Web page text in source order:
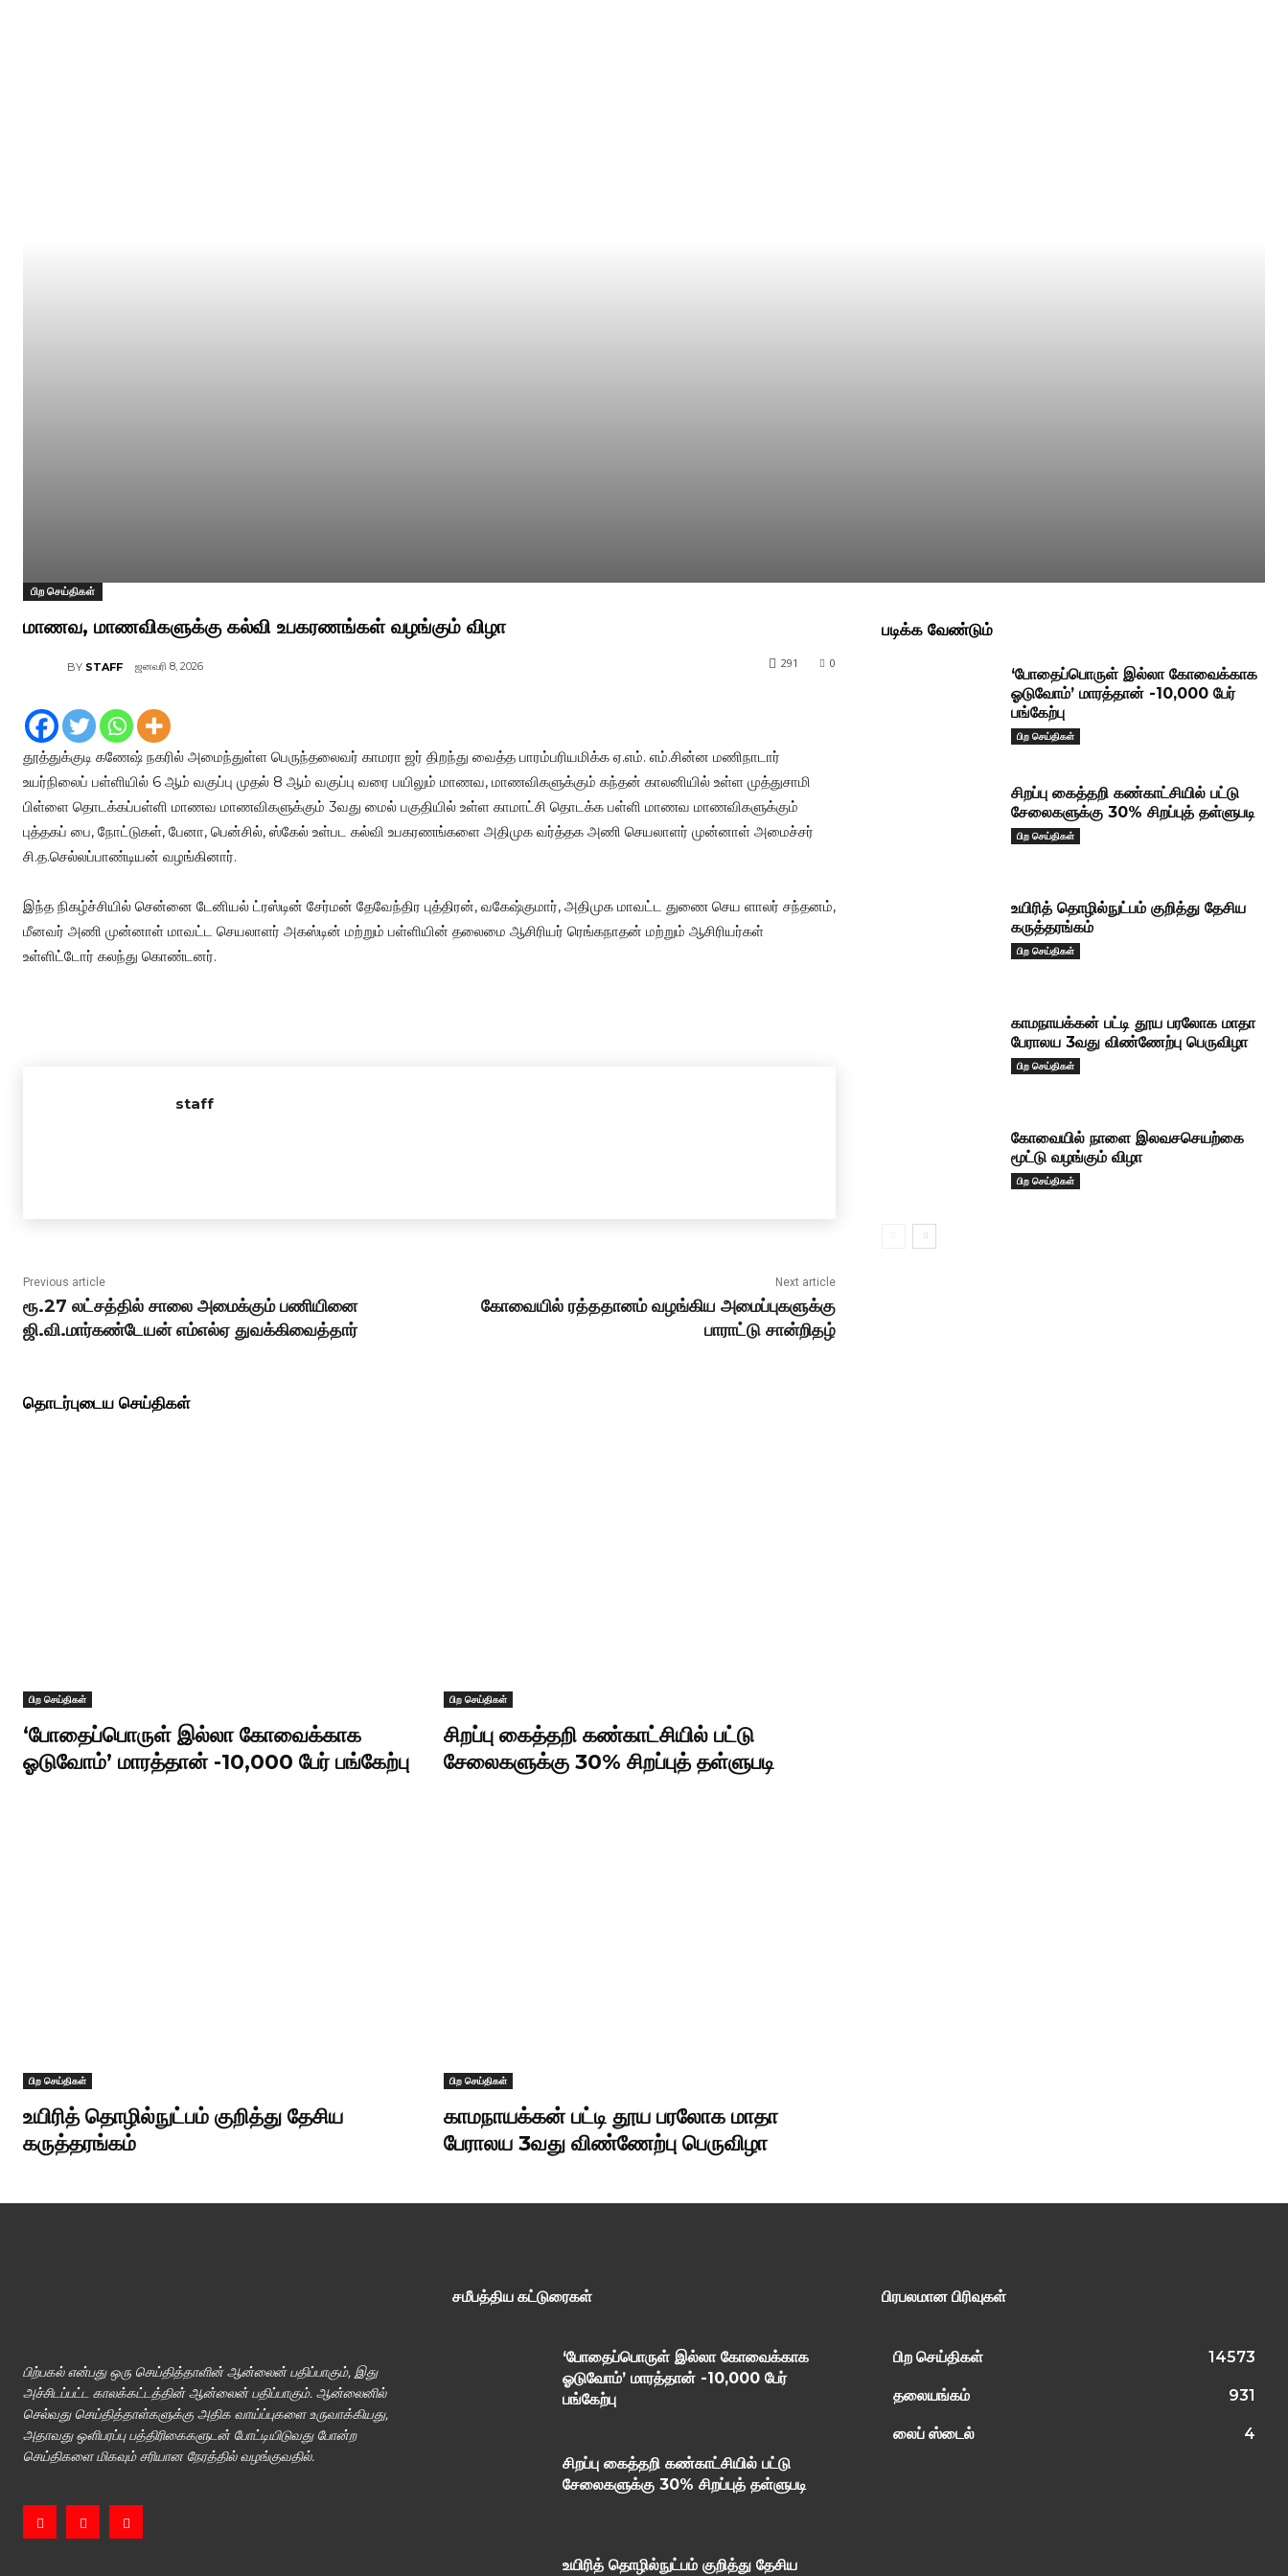
பிற செய்திகள்
மாணவ, மாணவிகளுக்கு கல்வி உபகரணங்கள் வழங்கும் விழா
BY STAFF ஜனவரி 8, 2026 0
291
தூத்துக்குடி கணேஷ் நகரில் அமைந்துள்ள பெருந்தலைவர் காமரா ஜர் திறந்து வைத்த பாரம்பரியமிக்க ஏ.எம். எம்.சின்ன மணிநாடார்
உயர்நிலைப் பள்ளியில் 6 ஆம் வகுப்பு முதல் 8 ஆம் வகுப்பு வரை பயிலும் மாணவ, மாணவிகளுக்கும் கந்தன் காலனியில் உள்ள முத்துசாமி
பிள்ளை தொடக்கப்பள்ளி மாணவ மாணவிகளுக்கும் 3வது மைல் பகுதியில் உள்ள காமாட்சி தொடக்க பள்ளி மாணவ மாணவிகளுக்கும்
புத்தகப் பை, நோட்டுகள், பேனா, பென்சில், ஸ்கேல் உள்பட கல்வி உபகரணங்களை அதிமுக வர்த்தக அணி செயலாளர் முன்னாள் அமைச்சர்
சி.த.செல்லப்பாண்டியன் வழங்கினார்.
இந்த நிகழ்ச்சியில் சென்னை டேனியல் ட்ரஸ்டின் சேர்மன் தேவேந்திர புத்திரன், வகேஷ்குமார், அதிமுக மாவட்ட துணை செய ளாலர் சந்தனம்,
மீனவர் அணி முன்னாள் மாவட்ட செயலாளர் அகஸ்டின் மற்றும் பள்ளியின் தலைமை ஆசிரியர் ரெங்கநாதன் மற்றும் ஆசிரியர்கள்
உள்ளிட்டோர் கலந்து கொண்டனர்.
staff
Previous article
ரூ.27 லட்சத்தில் சாலை அமைக்கும் பணியினை
ஜி.வி.மார்கண்டேயன் எம்எல்ஏ துவக்கிவைத்தார்
Next article
கோவையில் ரத்ததானம் வழங்கிய அமைப்புகளுக்கு
பாராட்டு சான்றிதழ்
தொடர்புடைய செய்திகள்
பிற செய்திகள்
‘போதைப்பொருள் இல்லா கோவைக்காக
ஓடுவோம்’ மாரத்தான் -10,000 பேர் பங்கேற்பு
பிற செய்திகள்
சிறப்பு கைத்தறி கண்காட்சியில் பட்டு
சேலைகளுக்கு 30% சிறப்புத் தள்ளுபடி
பிற செய்திகள்
உயிரித் தொழில்நுட்பம் குறித்து தேசிய
கருத்தரங்கம்
பிற செய்திகள்
காமநாயக்கன் பட்டி தூய பரலோக மாதா
பேராலய 3வது விண்ணேற்பு பெருவிழா
படிக்க வேண்டும்
‘போதைப்பொருள் இல்லா கோவைக்காக
ஓடுவோம்’ மாரத்தான் -10,000 பேர்
பங்கேற்பு
பிற செய்திகள்
சிறப்பு கைத்தறி கண்காட்சியில் பட்டு
சேலைகளுக்கு 30% சிறப்புத் தள்ளுபடி
பிற செய்திகள்
உயிரித் தொழில்நுட்பம் குறித்து தேசிய
கருத்தரங்கம்
பிற செய்திகள்
காமநாயக்கன் பட்டி தூய பரலோக மாதா
பேராலய 3வது விண்ணேற்பு பெருவிழா
பிற செய்திகள்
கோவையில் நாளை இலவசசெயற்கை
மூட்டு வழங்கும் விழா
பிற செய்திகள்
பிற்பகல் என்பது ஒரு செய்தித்தாளின் ஆன்லைன் பதிப்பாகும், இது
அச்சிடப்பட்ட காலக்கட்டத்தின் ஆன்லைன் பதிப்பாகும். ஆன்லைனில்
செல்வது செய்தித்தாள்களுக்கு அதிக வாய்ப்புகளை உருவாக்கியது,
அதாவது ஒளிபரப்பு பத்திரிகைகளுடன் போட்டியிடுவது போன்ற
செய்திகளை மிகவும் சரியான நேரத்தில் வழங்குவதில்.
சமீபத்திய கட்டுரைகள்
‘போதைப்பொருள் இல்லா கோவைக்காக
ஓடுவோம்’ மாரத்தான் -10,000 பேர்
பங்கேற்பு
சிறப்பு கைத்தறி கண்காட்சியில் பட்டு
சேலைகளுக்கு 30% சிறப்புத் தள்ளுபடி
உயிரித் தொழில்நுட்பம் குறித்து தேசிய
பிரபலமான பிரிவுகள்
பிற செய்திகள் 14573
தலையங்கம் 931
லைப் ஸ்டைல் 4